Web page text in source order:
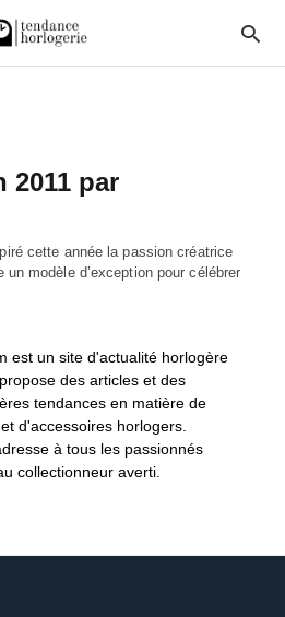
2011 par
cette année la passion créatrice
modèle d’exception pour célébrer
est un site d'actualité horlogère
des articles et des
tendances en matière de
d'accessoires horlogers.
à tous les passionnés
collectionneur averti.